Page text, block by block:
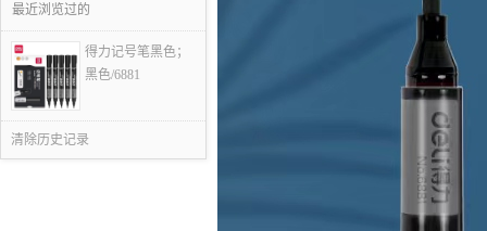
最近浏览过的
得力记号笔黑色；
黑色/6881
清除历史记录